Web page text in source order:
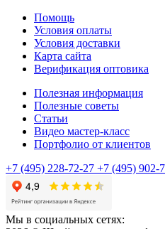
Помощь
Условия оплаты
Условия доставки
Карта сайта
Верификация оптовика
Полезная информация
Полезные советы
Статьи
Видео мастер-класс
Портфолио от клиентов
+7 (495) 228-72-27 +7 (495) 902-
Мы в социальных сетях: